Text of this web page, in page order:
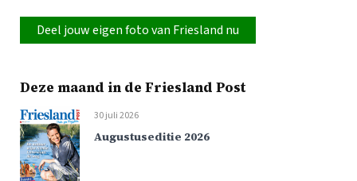
Deel jouw eigen foto van Friesland nu
Deze maand in de Friesland Post
30 juli 2026
Augustuseditie 2026